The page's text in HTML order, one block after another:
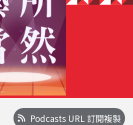
Podcasts URL 訂閱複製